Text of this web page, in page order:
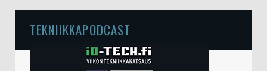
TEKNIIKKAPODCAST